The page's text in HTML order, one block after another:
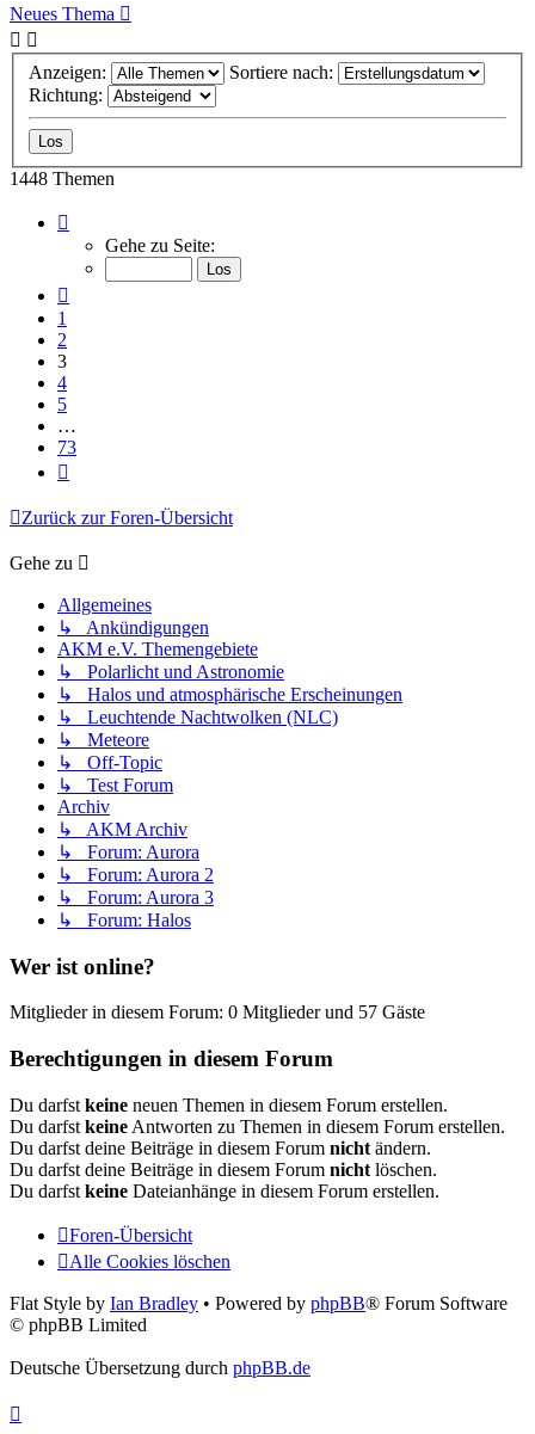
Neues Thema
Anzeigen:
Sortiere nach:
Richtung:
1448 Themen
von
Gehe zu Seite:
1
2
3
4
5
…
73
Zurück zur Foren-Übersicht
Gehe zu
Allgemeines
↳ Ankündigungen
AKM e.V. Themengebiete
↳ Polarlicht und Astronomie
↳ Halos und atmosphärische Erscheinungen
↳ Leuchtende Nachtwolken (NLC)
↳ Meteore
↳ Off-Topic
↳ Test Forum
Archiv
↳ AKM Archiv
↳ Forum: Aurora
↳ Forum: Aurora 2
↳ Forum: Aurora 3
↳ Forum: Halos
Wer ist online?
Mitglieder in diesem Forum: 0 Mitglieder und 57 Gäste
Berechtigungen in diesem Forum
Du darfst keine neuen Themen in diesem Forum erstellen.
Du darfst keine Antworten zu Themen in diesem Forum erstellen.
Du darfst deine Beiträge in diesem Forum nicht ändern.
Du darfst deine Beiträge in diesem Forum nicht löschen.
Du darfst keine Dateianhänge in diesem Forum erstellen.
Foren-Übersicht
Alle Cookies löschen
Flat Style by Ian Bradley • Powered by phpBB® Forum Software
© phpBB Limited
Deutsche Übersetzung durch phpBB.de